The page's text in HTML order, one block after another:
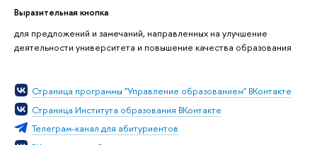
Выразительная кнопка
для предложений и замечаний, направленных на улучшение
деятельности университета и повышение качества образования
Страница программы "Управление образованием" ВКонтакте
Страница Института образования ВКонтакте
Телеграм-канал для абитуриентов